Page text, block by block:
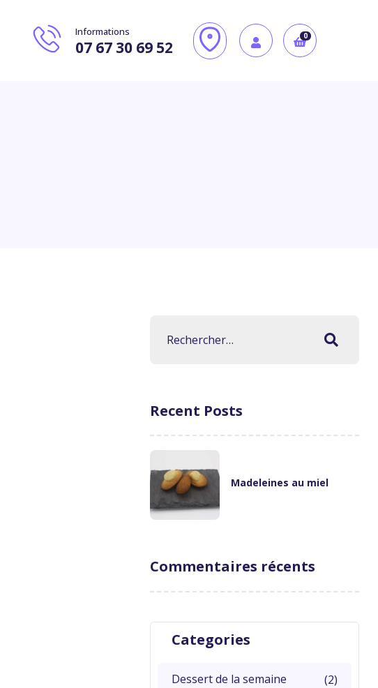
Informations
07 67 30 69 52
0
Recent Posts
Madeleines au miel
Commentaires récents
Categories
Dessert de la semaine (2)